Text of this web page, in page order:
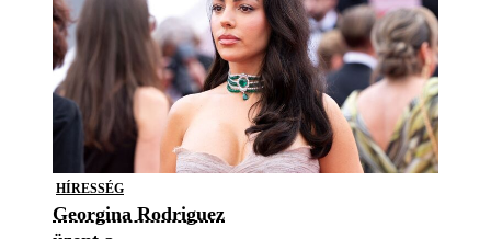
HÍRESSÉG
Georgina Rodriguez